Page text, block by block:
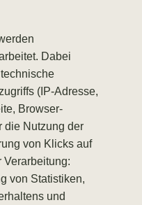
Dabei
(IP-Adresse,
Browser-
die Nutzung der
von Klicks auf
von Statistiken,
und